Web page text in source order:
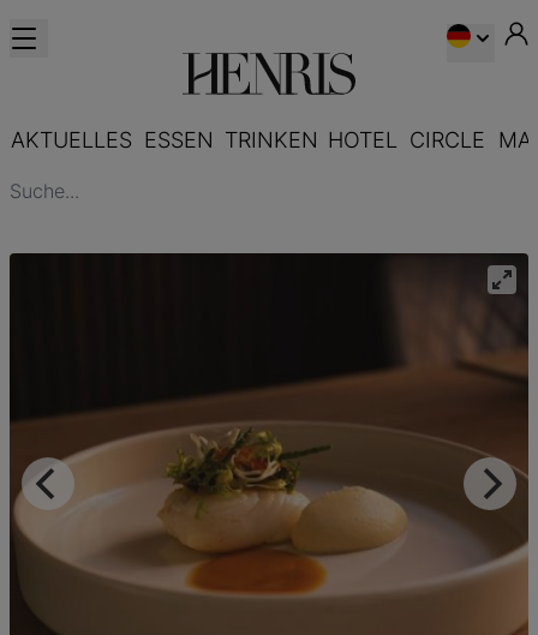
AKTUELLES ESSEN TRINKEN HOTEL CIRCLE